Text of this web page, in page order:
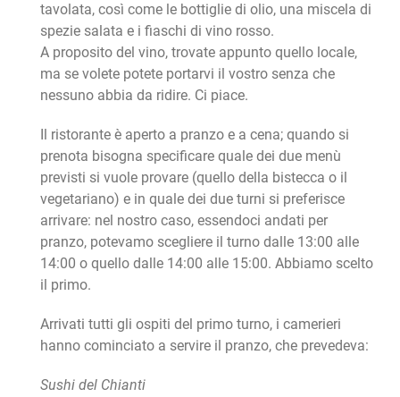
tavolata, così come le bottiglie di olio, una miscela di
spezie salata e i fiaschi di vino rosso.
A proposito del vino, trovate appunto quello locale,
ma se volete potete portarvi il vostro senza che
nessuno abbia da ridire. Ci piace.
Il ristorante è aperto a pranzo e a cena; quando si
prenota bisogna specificare quale dei due menù
previsti si vuole provare (quello della bistecca o il
vegetariano) e in quale dei due turni si preferisce
arrivare: nel nostro caso, essendoci andati per
pranzo, potevamo scegliere il turno dalle 13:00 alle
14:00 o quello dalle 14:00 alle 15:00. Abbiamo scelto
il primo.
Arrivati tutti gli ospiti del primo turno, i camerieri
hanno cominciato a servire il pranzo, che prevedeva:
Sushi del Chianti